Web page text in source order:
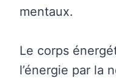
mentaux.
Le corps
l’énergie par la